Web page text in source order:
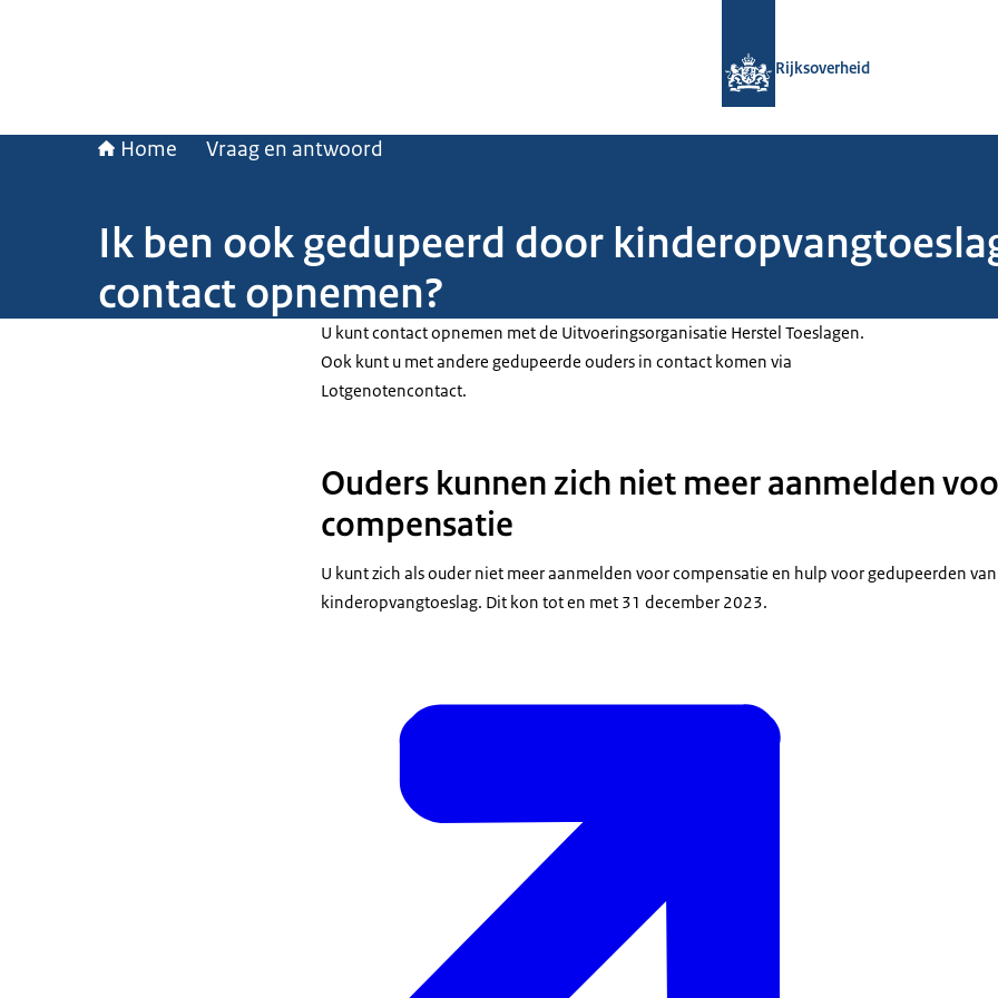
Rijksoverheid
Home Vraag en antwoord
Ik ben ook gedupeerd door
contact opnemen?
U kunt contact opnemen met de Uitvoeringsorganisatie Herstel Toeslagen.
Ook kunt u met andere gedupeerde ouders in contact komen via
Lotgenotencontact.
Ouders kunnen zich niet meer aanmelden
compensatie
U kunt zich als ouder niet meer aanmelden voor compensatie en hulp voor gedupeerden
kinderopvangtoeslag. Dit kon tot en met 31 december 2023.